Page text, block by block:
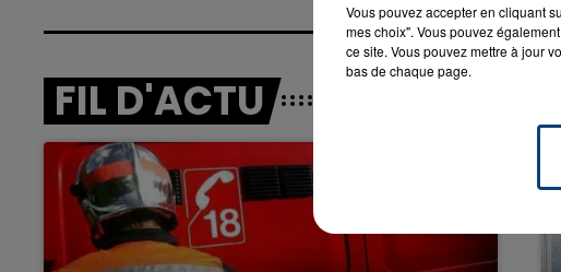
FIL D'ACTU
Vous pouvez accepter en cliquant
mes choix". Vous pouvez
ce site. Vous pouvez mettre à jour
bas de chaque page.